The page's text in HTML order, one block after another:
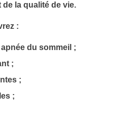
la qualité de vie.
:
du sommeil ;
;
;
;